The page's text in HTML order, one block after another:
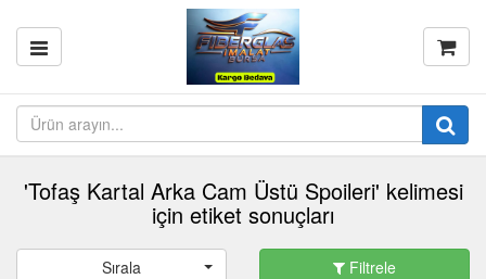
'Tofaş Kartal Arka Cam Üstü Spoileri' kelimesi
için etiket sonuçları
Sırala Filtrele